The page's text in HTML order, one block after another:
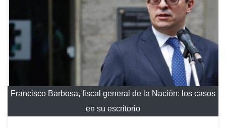
Francisco Barbosa, fiscal general de la Nación: los casos
en su escritorio